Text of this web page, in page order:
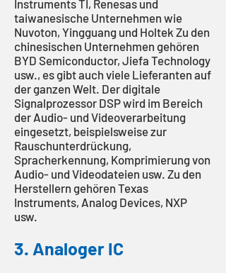
Instruments TI, Renesas und
taiwanesische Unternehmen wie
Nuvoton, Yingguang und Holtek Zu den
chinesischen Unternehmen gehören
BYD Semiconductor, Jiefa Technology
usw., es gibt auch viele Lieferanten auf
der ganzen Welt. Der digitale
Signalprozessor DSP wird im Bereich
der Audio- und Videoverarbeitung
eingesetzt, beispielsweise zur
Rauschunterdrückung,
Spracherkennung, Komprimierung von
Audio- und Videodateien usw. Zu den
Herstellern gehören Texas
Instruments, Analog Devices, NXP
usw.
3. Analoger IC